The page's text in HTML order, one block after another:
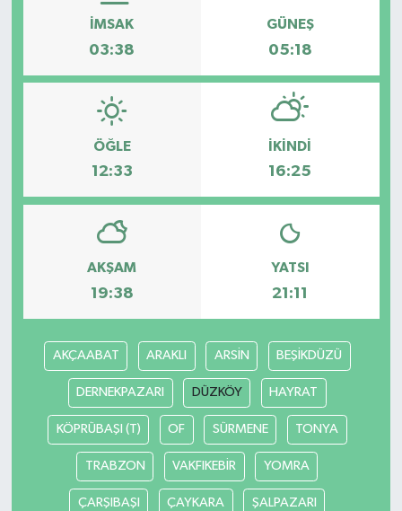
İMSAK
03:38
GÜNEŞ
05:18
ÖĞLE
12:33
İKINDI
16:25
AKŞAM
19:38
YATSI
21:11
AKÇAABAT ARAKLI ARSİN BEŞİKDÜZÜ
DERNEKPAZARI DÜZKÖY HAYRAT
KÖPRÜBAŞI (T) OF SÜRMENE TONYA
TRABZON VAKFIKEBİR YOMRA
ÇARŞIBAŞI ÇAYKARA ŞALPAZARI